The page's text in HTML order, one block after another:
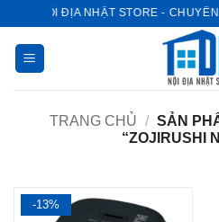
dung
NỘI ĐỊA NHẬT STORE -
TRANG CHỦ / SẢN
“ZOJIRUSHI
-13%